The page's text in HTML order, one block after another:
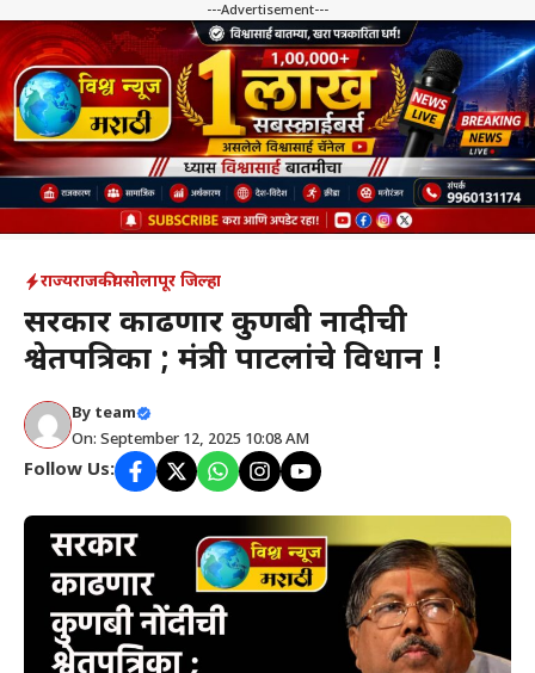
---Advertisement---
राज्यराजकीयसोलापूर जिल्हा
सरकार काढणार कुणबी नोंदीची
श्वेतपत्रिका ; मंत्री पाटलांचे विधान !
By team
On: September 12, 2025 10:08 AM
Follow Us: